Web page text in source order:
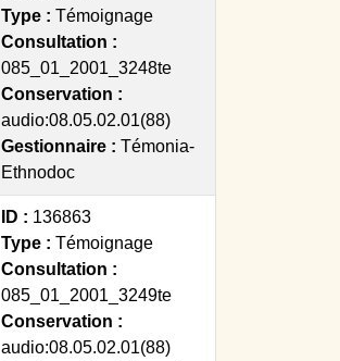
Type : Témoignage
Consultation :
085_01_2001_3248te
Conservation :
audio:08.05.02.01(88)
Gestionnaire : Témonia-
Ethnodoc
ID : 136863
Type : Témoignage
Consultation :
085_01_2001_3249te
Conservation :
audio:08.05.02.01(88)